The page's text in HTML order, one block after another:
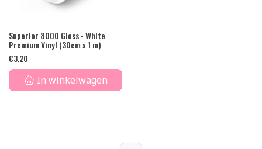
Superior 8000 Gloss - White
Premium Vinyl (30cm x 1 m)
€3,20
In winkelwagen